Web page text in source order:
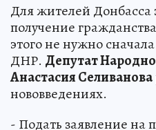
Для жителей Донбасса
получение
этого не нужно
ДНР. Депутат
Анастасия Селиванова
нововведениях.
- Подать заявление на